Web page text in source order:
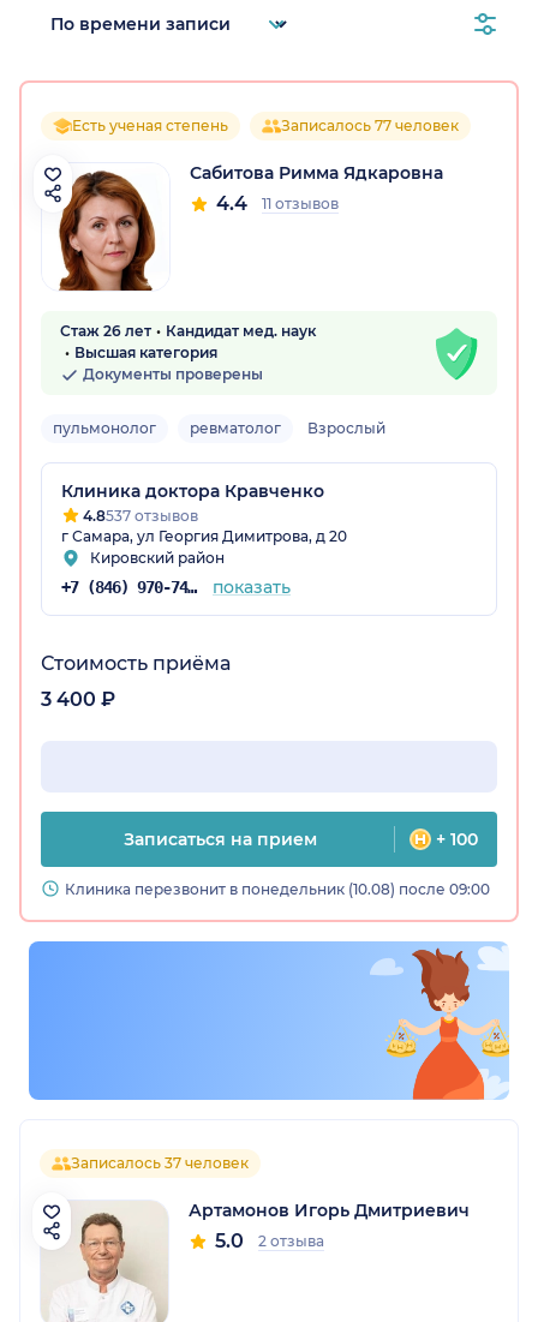
Есть ученая степень Записалось 77 человек
Сабитова Римма Ядкаровна
4.4 11 отзывов
Стаж 26 лет
Кандидат мед. наук
Высшая категория
Документы проверены
пульмонолог ревматолог Взрослый
Клиника доктора Кравченко
4.8537 отзывов
г Самара, ул Георгия Димитрова, д 20
Кировский район
+7 (846) 970-74-03 показать
Стоимость приёма
3 400 ₽
Записаться на прием + 100
Клиника перезвонит в понедельник (10.08) после 09:00
Записалось 37 человек
Артамонов Игорь Дмитриевич
5.0 2 отзыва